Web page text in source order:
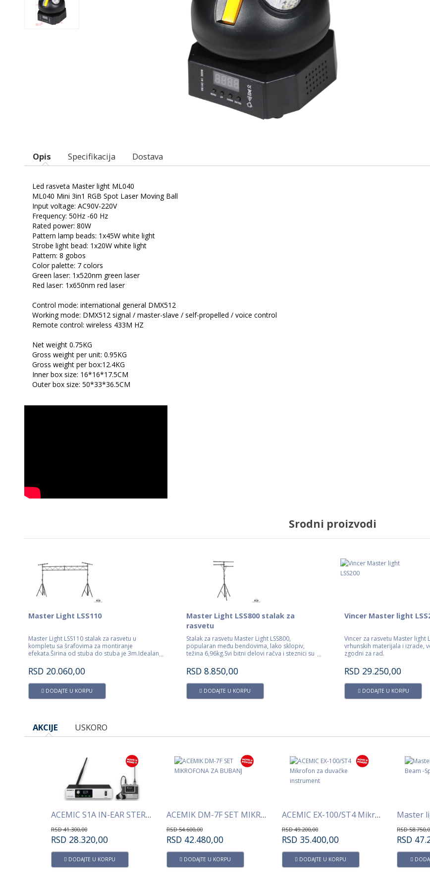
Opis Specifikacija Dostava
Led rasveta Master light ML040
ML040 Mini 3in1 RGB Spot Laser Moving Ball
Input voltage: AC90V-220V
Frequency: 50Hz -60 Hz
Rated power: 80W
Pattern lamp beads: 1x45W white light
Strobe light bead: 1x20W white light
Pattern: 8 gobos
Color palette: 7 colors
Green laser: 1x520nm green laser
Red laser: 1x650nm red laser
Control mode: international general DMX512
Working mode: DMX512 signal / master-slave / self-propelled / voice control
Remote control: wireless 433M HZ
Net weight 0.75KG
Gross weight per unit: 0.95KG
Gross weight per box:12.4KG
Inner box size: 16*16*17.5CM
Outer box size: 50*33*36.5CM
Srodni proizvodi
Master Light LSS110
Master Light LSS110 stalak za rasvetu u
kompletu sa šrafovima za montiranje
efekata.Širina od stuba do stuba je 3m.Idealan
su od metala tako da je stabilnost
zagarantovana
RSD 20.060,00
DODAJTE U KORPU
Master Light LSS800 stalak za
rasvetu
Stalak za rasvetu Master Light LSS800,
popularan među bendovima, lako sklopiv,
težina 6,96kg.Svi bitni delovi račva i steznici su
RSD 8.850,00
DODAJTE U KORPU
Vincer Master light
Vincer za rasvetu Master light
vrhunskih materijala i izrade,
zgodni za rad.
RSD 29.250,00
DODAJTE U KORPU
AKCIJE USKORO
ACEMIC S1A IN-EAR STEREO MONITORING SISTEM
RSD 41.300,00
RSD 28.320,00
DODAJTE U KORPU
ACEMIK DM-7F SET MIKROFONA ZA BUBANJ
RSD 54.600,00
RSD 42.480,00
DODAJTE U KORPU
ACEMIC EX-100/ST4 Mikrofon za duvačke instrument
RSD 49.200,00
RSD 35.400,00
DODAJTE U KORPU
RSD
RSD